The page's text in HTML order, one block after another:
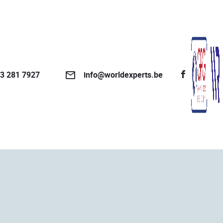
281 7927 info@worldexperts.be